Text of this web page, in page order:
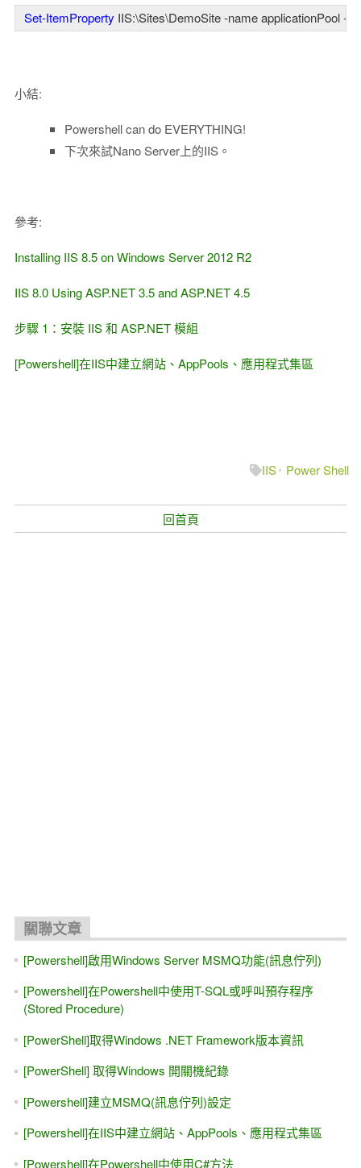
Set-ItemProperty IIS:\Sites\DemoSite -name applicationPool -
小結:
Powershell can do EVERYTHING!
下次來試Nano Server上的IIS。
參考:
Installing IIS 8.5 on Windows Server 2012 R2
IIS 8.0 Using ASP.NET 3.5 and ASP.NET 4.5
步驟 1：安裝 IIS 和 ASP.NET 模組
[Powershell]在IIS中建立網站、AppPools、應用程式集區
IIS Power Shell
回首頁
關聯文章
[Powershell]啟用Windows Server MSMQ功能(訊息佇列)
[Powershell]在Powershell中使用T-SQL或呼叫預存程序
(Stored Procedure)
[PowerShell]取得Windows .NET Framework版本資訊
[PowerShell] 取得Windows 開關機紀錄
[Powershell]建立MSMQ(訊息佇列)設定
[Powershell]在IIS中建立網站、AppPools、應用程式集區
[Powershell]在Powershell中使用C#方法